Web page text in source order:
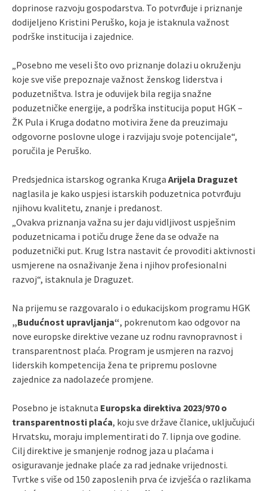
doprinose razvoju gospodarstva. To potvrđuje i priznanje
dodijeljeno Kristini Peruško, koja je istaknula važnost
podrške institucija i zajednice.
„Posebno me veseli što ovo priznanje dolazi u okruženju
koje sve više prepoznaje važnost ženskog liderstva i
poduzetništva. Istra je oduvijek bila regija snažne
poduzetničke energije, a podrška institucija poput HGK –
ŽK Pula i Kruga dodatno motivira žene da preuzimaju
odgovorne poslovne uloge i razvijaju svoje potencijale“,
poručila je Peruško.
Predsjednica istarskog ogranka Kruga Arijela Draguzet
naglasila je kako uspjesi istarskih poduzetnica potvrđuju
njihovu kvalitetu, znanje i predanost.
„Ovakva priznanja važna su jer daju vidljivost uspješnim
poduzetnicama i potiču druge žene da se odvaže na
poduzetnički put. Krug Istra nastavit će provoditi aktivnosti
usmjerene na osnaživanje žena i njihov profesionalni
razvoj“, istaknula je Draguzet.
Na prijemu se razgovaralo i o edukacijskom programu HGK
„Budućnost upravljanja“, pokrenutom kao odgovor na
nove europske direktive vezane uz rodnu ravnopravnost i
transparentnost plaća. Program je usmjeren na razvoj
liderskih kompetencija žena te pripremu poslovne
zajednice za nadolazeće promjene.
Posebno je istaknuta Europska direktiva 2023/970 o
transparentnosti plaća, koju sve države članice, uključujući
Hrvatsku, moraju implementirati do 7. lipnja ove godine.
Cilj direktive je smanjenje rodnog jaza u plaćama i
osiguravanje jednake plaće za rad jednake vrijednosti.
Tvrtke s više od 150 zaposlenih prva će izvješća o razlikama